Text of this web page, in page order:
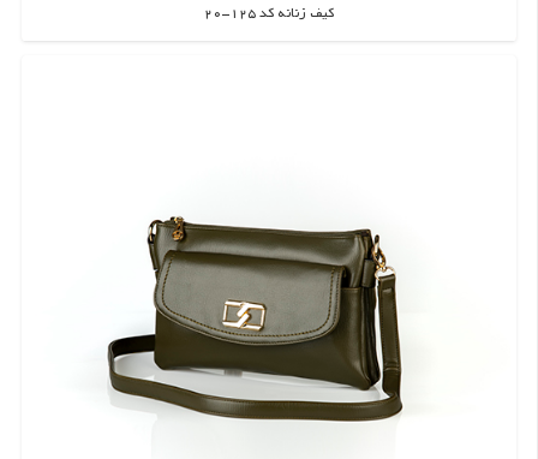
کیف زنانه کد 125-20
اطلاعات بیشتر